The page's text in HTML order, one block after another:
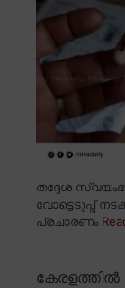
തദ്ദേശ
വോട്ടെടുപ്പ്
പ്രചാരണം